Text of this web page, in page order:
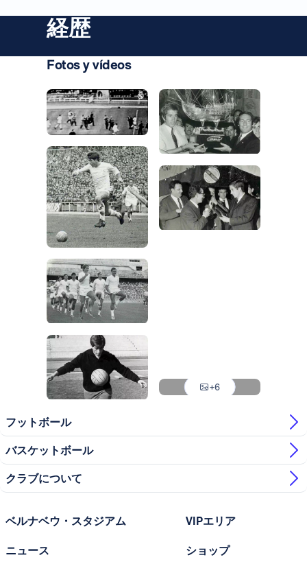
経歴
Fotos y vídeos
写真：Real Madrid
+6
フットボール
バスケットボール
クラブについて
ベルナベウ・スタジアム
ニュース
VIPエリア
ショップ